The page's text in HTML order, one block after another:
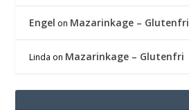
Engel on Mazarinkage – Glutenfri
Linda on Mazarinkage – Glutenfri